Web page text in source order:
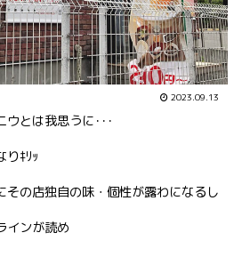
2023.09.13
とは我思うに･･･
りｷﾘｯ
その店独自の味・個性が露わになるし
インが読め